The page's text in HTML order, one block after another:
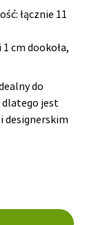
łącznie 11
cm dookoła,
do
jest
designerskim